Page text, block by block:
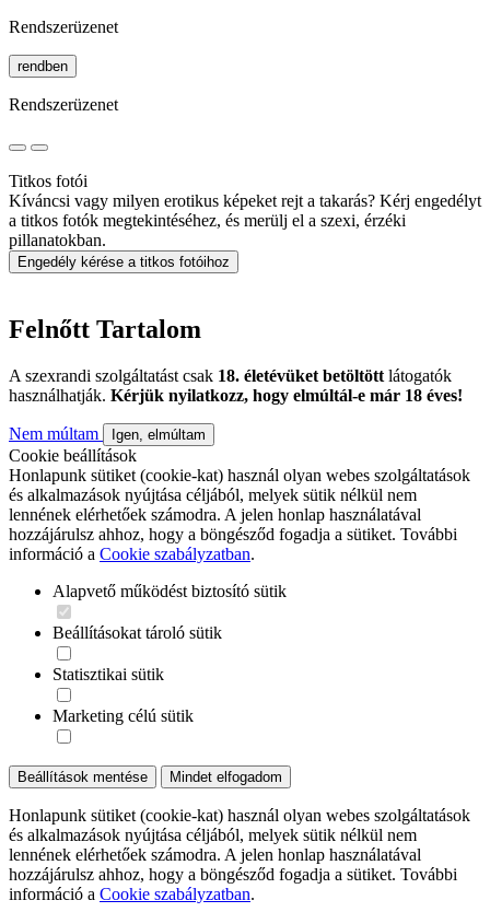
Rendszerüzenet
rendben
Rendszerüzenet
Titkos fotói
Kíváncsi vagy milyen erotikus képeket rejt a takarás? Kérj engedélyt
a titkos fotók megtekintéséhez, és merülj el a szexi, érzéki
pillanatokban.
Engedély kérése a titkos fotóihoz
Felnőtt Tartalom
A szexrandi szolgáltatást csak 18. életévüket betöltött látogatók
használhatják. Kérjük nyilatkozz, hogy elmúltál-e már 18 éves!
Nem múltam Igen, elmúltam
Cookie beállítások
Honlapunk sütiket (cookie-kat) használ olyan webes szolgáltatások
és alkalmazások nyújtása céljából, melyek sütik nélkül nem
lennének elérhetőek számodra. A jelen honlap használatával
hozzájárulsz ahhoz, hogy a böngésződ fogadja a sütiket. További
információ a Cookie szabályzatban.
Alapvető működést biztosító sütik
Beállításokat tároló sütik
Statisztikai sütik
Marketing célú sütik
Beállítások mentése Mindet elfogadom
Honlapunk sütiket (cookie-kat) használ olyan webes szolgáltatások
és alkalmazások nyújtása céljából, melyek sütik nélkül nem
lennének elérhetőek számodra. A jelen honlap használatával
hozzájárulsz ahhoz, hogy a böngésződ fogadja a sütiket. További
információ a Cookie szabályzatban.